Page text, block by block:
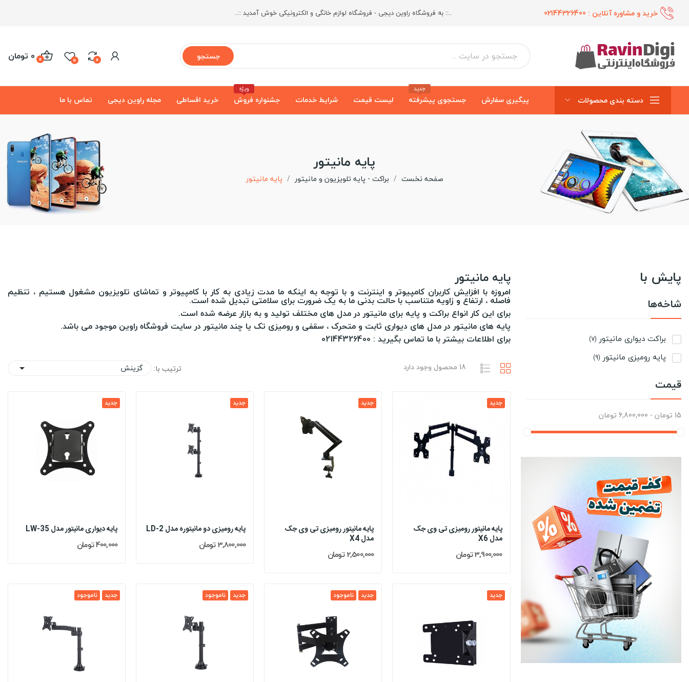
خرید و مشاوره آنلاین : 02144326400 ..:: به فروشگاه راوین دیجی - فروشگاه لوازم خانگی و الکترونیکی خوش آمدید ::..
جستجو 0
0 0 تومان 0
دسته بندی محصولات پیگیری سفارش جستجوی پیشرفته
جدید
لیست قیمت شرایط خدمات جشنواره فروش
ویژه
خرید اقساطی مجله راوین دیجی تماس با ما
پایه مانیتور
صفحه نخست براکت - پایه تلویزیون و مانیتور پایه مانیتور
پایش با
شاخه‌ها
براکت دیواری مانیتور (7)
پایه رومیزی مانیتور (9)
قیمت
15 تومان - 6,800,000 تومان
پایه مانیتور
امروزه با افزایش کاربران کامپیوتر و اینترنت و با توجه به اینکه ما مدت زیادی به کار با کامپیوتر و تماشای تلویزیون مشغول هستیم ، تنظیم
فاصله ، ارتفاع و زاویه متناسب با حالت بدنی ما به یک ضرورت برای سلامتی تبدیل شده است.
برای این کار انواع براکت و پایه برای مانیتور در مدل های مختلف تولید و به بازار عرضه شده است.
پایه های مانیتور در مدل های دیواری ثابت و متحرک ، سقفی و رومیزی تک یا چند مانیتور در سایت فروشگاه راوین موجود می باشد.
برای اطلاعات بیشتر با ما تماس بگیرید : 02144326400
18 محصول وجود دارد ترتیب با: گزینش 
جدید
پایه مانیتور رومیزی تی وی جک
مدل X6
3,900,000 تومان
جدید
پایه مانیتور رومیزی تی وی جک
مدل X4
2,500,000 تومان
جدید
پایه رومیزی دو مانیتوره مدل LD-2
3,800,000 تومان
جدید
پایه دیواری مانیتور مدل LW-35
400,000 تومان
جدید جدید ناموجود جدید ناموجود جدید ناموجود